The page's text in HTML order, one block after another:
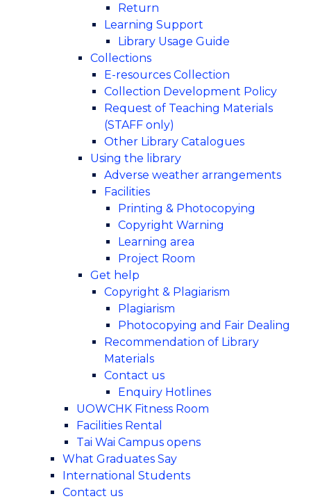
Return
Learning Support
Library Usage Guide
Collections
E-resources Collection
Collection Development Policy
Request of Teaching Materials
(STAFF only)
Other Library Catalogues
Using the library
Adverse weather arrangements
Facilities
Printing & Photocopying
Copyright Warning
Learning area
Project Room
Get help
Copyright & Plagiarism
Plagiarism
Photocopying and Fair Dealing
Recommendation of Library
Materials
Contact us
Enquiry Hotlines
UOWCHK Fitness Room
Facilities Rental
Tai Wai Campus opens
What Graduates Say
International Students
Contact us